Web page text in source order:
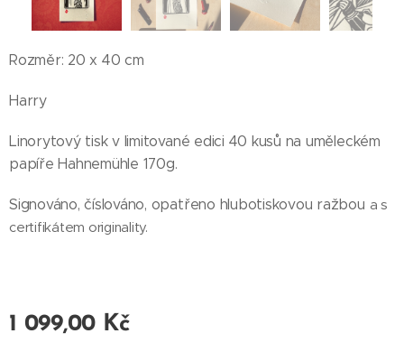
Rozměr: 20 x 40 cm
Harry
Linorytový tisk v limitované edici 40 kusů na uměleckém
papíře Hahnemühle 170g.
Signováno, číslováno, opatřeno hlubotiskovou ražbou a s
certifikátem originality.
1 099,00 Kč